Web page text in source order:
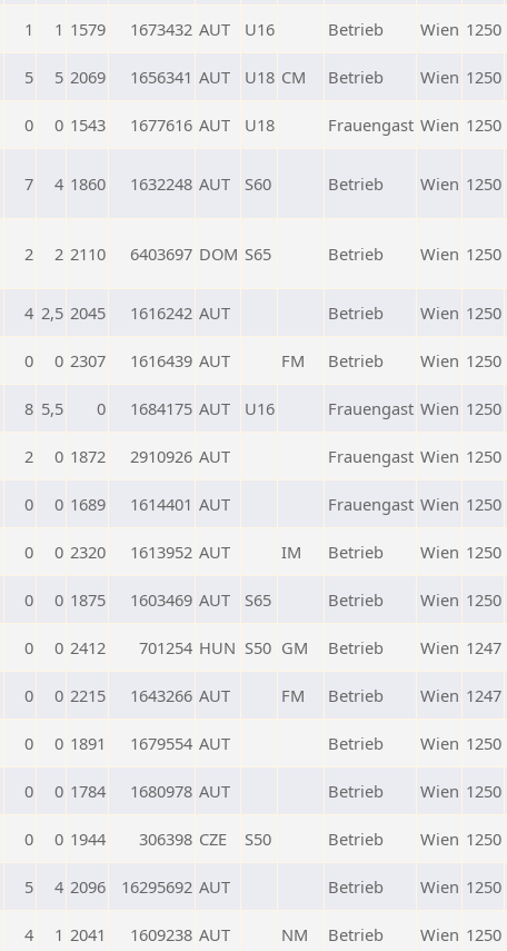
1 1 1579 1673432 AUT U16 Betrieb Wien 1250
5 5 2069 1656341 AUT U18 CM Betrieb Wien 1250
0 0 1543 1677616 AUT U18 Frauengast Wien 1250
7 4 1860 1632248 AUT S60 Betrieb Wien 1250
2 2 2110 6403697 DOM S65 Betrieb Wien 1250
4 2,5 2045 1616242 AUT Betrieb Wien 1250
0 0 2307 1616439 AUT FM Betrieb Wien 1250
8 5,5 0 1684175 AUT U16 Frauengast Wien 1250
2 0 1872 2910926 AUT Frauengast Wien 1250
0 0 1689 1614401 AUT Frauengast Wien 1250
0 0 2320 1613952 AUT IM Betrieb Wien 1250
0 0 1875 1603469 AUT S65 Betrieb Wien 1250
0 0 2412 701254 HUN S50 GM Betrieb Wien 1247
0 0 2215 1643266 AUT FM Betrieb Wien 1247
0 0 1891 1679554 AUT Betrieb Wien 1250
0 0 1784 1680978 AUT Betrieb Wien 1250
0 0 1944 306398 CZE S50 Betrieb Wien 1250
5 4 2096 16295692 AUT Betrieb Wien 1250
4 1 2041 1609238 AUT NM Betrieb Wien 1250